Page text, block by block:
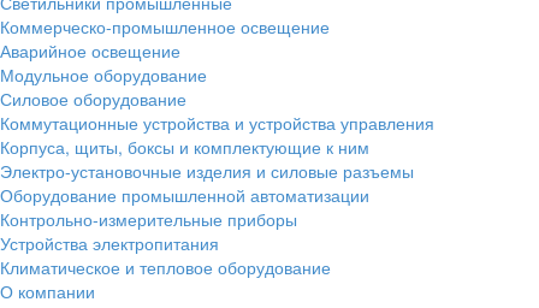
Коммерческо-промышленное освещение
Аварийное освещение
Модульное оборудование
Силовое оборудование
Коммутационные устройства и устройства управления
Корпуса, щиты, боксы и комплектующие к ним
Электро-установочные изделия и силовые разъемы
Оборудование промышленной автоматизации
Контрольно-измерительные приборы
Устройства электропитания
Климатическое и тепловое оборудование
О компании